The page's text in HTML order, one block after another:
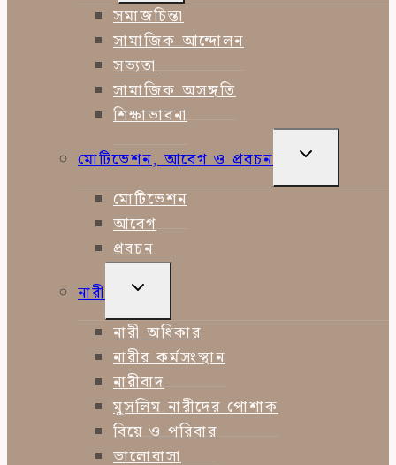
MENU
সমাজচিন্তা
সামাজিক আন্দোলন
সভ্যতা
সামাজিক অসঙ্গতি
শিক্ষাভাবনা
মোটিভেশন, আবেগ ও প্রবচন
TOGGLE
মোটিভেশন
আবেগ
প্রবচন
নারী
TOGGLE
MENU
নারী অধিকার
নারীর কর্মসংস্থান
নারীবাদ
মুসলিম নারীদের পোশাক
বিয়ে ও পরিবার
ভালোবাসা